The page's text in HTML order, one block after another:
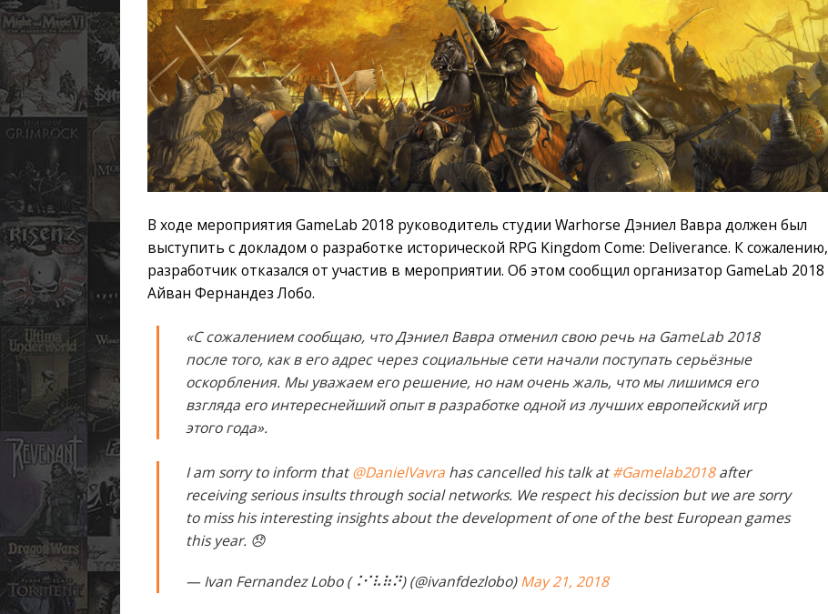
В ходе мероприятия GameLab 2018 руководитель студии Warhorse Дэниел Вавра должен был
выступить с докладом о разработке исторической RPG Kingdom Come: Deliverance. К сожалению,
разработчик отказался от участив в мероприятии. Об этом сообщил организатор GameLab 2018
Айван Фернандез Лобо.
«С сожалением сообщаю, что Дэниел Вавра отменил свою речь на GameLab 2018
после того, как в его адрес через социальные сети начали поступать серьёзные
оскорбления. Мы уважаем его решение, но нам очень жаль, что мы лишимся его
взгляда его интереснейший опыт в разработке одной из лучших европейский игр
этого года».
I am sorry to inform that@DanielVavra has cancelled his talk at#Gamelab2018after
receiving serious insults through social networks. We respect his decission but we are sorry
to miss his interesting insights about the development of one of the best European games
this year. 😞
— Ivan Fernandez Lobo (⠨⠊⠧⠷⠝) (@ivanfdezlobo)May 21, 2018